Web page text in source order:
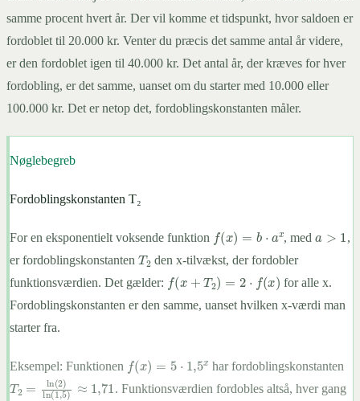
samme procent hvert år. Der vil komme et tidspunkt, hvor saldoen er
fordoblet til 20.000 kr. Venter du præcis det samme antal år videre,
er den fordoblet igen til 40.000 kr. Det antal år, der kræves for hver
fordobling, er det samme, uanset om du starter med 10.000 eller
100.000 kr. Det er netop det, fordoblingskonstanten måler.
Nøglebegreb
Fordoblingskonstanten T₂
For en eksponentielt voksende funktion f(x )= a , med
,
er fordoblingskonstanten
T2
den x-tilvækst, der fordobler
funktionsværdien. Det gælder: f(x T 2)= (x
for alle x.
Fordoblingskonstanten er den samme, uanset hvilken x-værdi man
starter fra.
Eksempel: Funktionen f(x )= 1, x har fordoblingskonstanten
T2 =ln (2)ln 1, 5 ≈1 71
. Funktionsværdien fordobles altså, hver gang